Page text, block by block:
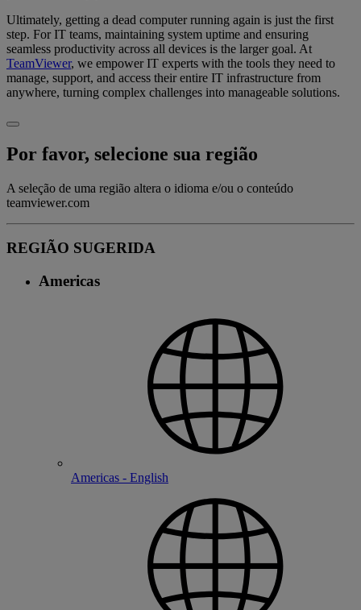
Ultimately, getting a dead computer running again is just the first
step. For IT teams, maintaining system uptime and ensuring
seamless productivity across all devices is the larger goal. At
TeamViewer, we empower IT experts with the tools they need to
manage, support, and access their entire IT infrastructure from
anywhere, turning complex challenges into manageable solutions.
Por favor, selecione sua região
A seleção de uma região altera o idioma e/ou o conteúdo
teamviewer.com
REGIÃO SUGERIDA
Americas
Americas - English